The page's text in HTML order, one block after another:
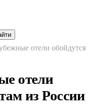
отели обойдутся
отели
из России